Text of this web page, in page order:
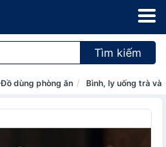
Tìm kiếm
Đồ dùng phòng ăn Bình, ly uống trà và